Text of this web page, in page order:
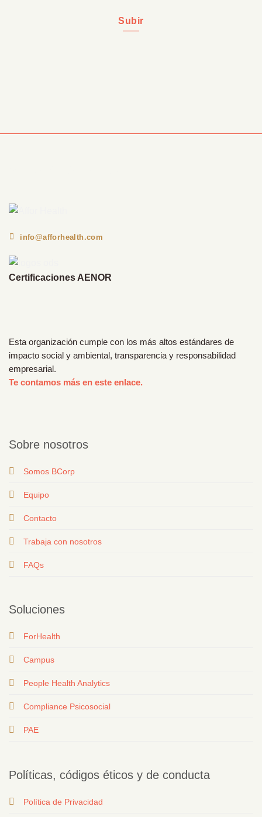
Subir
info@afforhealth.com
Certificaciones AENOR
Esta organización cumple con los más altos estándares de
impacto social y ambiental, transparencia y responsabilidad
empresarial.
Te contamos más en este enlace.
Sobre nosotros
Somos BCorp
Equipo
Contacto
Trabaja con nosotros
FAQs
Soluciones
ForHealth
Campus
People Health Analytics
Compliance Psicosocial
PAE
Políticas, códigos éticos y de conducta
Política de Privacidad